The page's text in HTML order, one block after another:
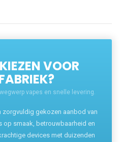
VOOR
vapes en snelle levering.
gekozen aanbod van
smaak, betrouwbaarheid en
devices met duizenden